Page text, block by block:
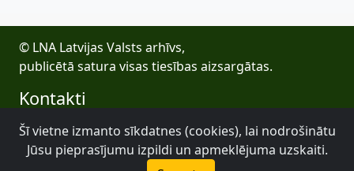
© LNA Latvijas Valsts arhīvs,
publicētā satura visas tiesības aizsargātas.
Kontakti
E-pasts: lva@arhivi.gov.lv
Tālrunis: +371 20027447
Bezdelīgu 1A, Rīga
Šī vietne izmanto sīkdatnes (cookies), lai nodrošinātu
Jūsu pieprasījumu izpildi un apmeklējuma uzskaiti.